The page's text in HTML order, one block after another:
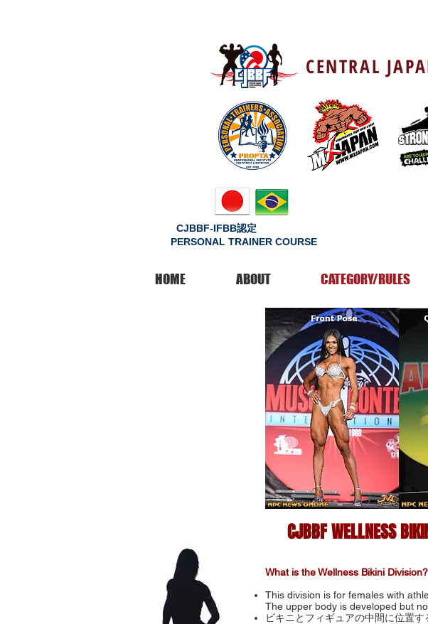
CENTRAL
CJBBF-IFBB認定
PERSONAL TRAINER COURSE
HOME ABOUT CATEGORY/RULES
CJBBF WELLNESS
What is the Wellness Bikini Division?
This division is for females with
The upper body is developed but
ビキニとフィギュアの中間に位置